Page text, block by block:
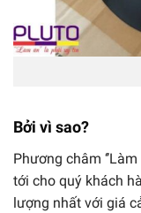
Bởi vì sao?
Phương châm
tới cho quý khách
lượng nhất với giá